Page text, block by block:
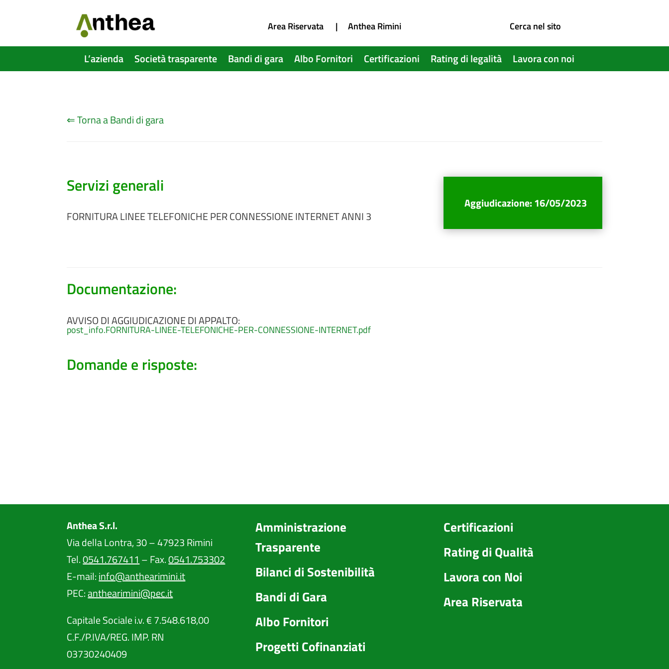
Area Riservata | Anthea Rimini Cerca nel sito
L’azienda Società trasparente Bandi di gara Albo Fornitori Certificazioni Rating di legalità Lavora con noi
⇐ Torna a Bandi di gara
Servizi generali
FORNITURA LINEE TELEFONICHE PER CONNESSIONE INTERNET ANNI 3
Aggiudicazione:16/05/2023
Documentazione:
AVVISO DI AGGIUDICAZIONE DI APPALTO:
post_info.FORNITURA-LINEE-TELEFONICHE-PER-CONNESSIONE-INTERNET.pdf
Domande e risposte:
Anthea S.r.l.
Via della Lontra, 30 – 47923 Rimini
Tel.0541.767411– Fax.0541.753302
E-mail:info@anthearimini.it
PEC:anthearimini@pec.it
Capitale Sociale i.v. € 7.548.618,00
C.F./P.IVA/REG. IMP. RN
03730240409
Amministrazione
Trasparente
Bilanci di Sostenibilità
Bandi di Gara
Albo Fornitori
Progetti Cofinanziati
Certificazioni
Rating di Qualità
Lavora con Noi
Area Riservata